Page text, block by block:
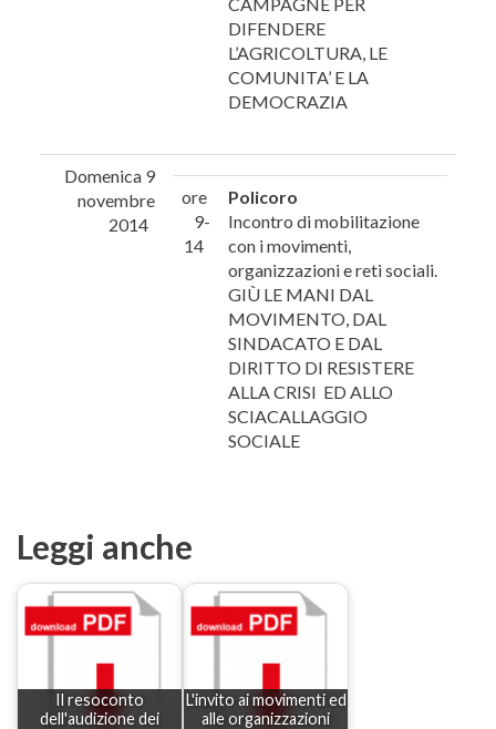
DIFENDERE
L’AGRICOLTURA, LE
COMUNITA’ E LA
DEMOCRAZIA
Domenica 9
novembre
2014
ore
9-
14
Policoro
Incontro di mobilitazione
con i movimenti,
organizzazioni e reti sociali.
GIÙ LE MANI DAL
MOVIMENTO, DAL
SINDACATO E DAL
DIRITTO DI RESISTERE
ALLA CRISI ED ALLO
SCIACALLAGGIO
SOCIALE
Leggi anche
Il resoconto
dell'audizione dei
L'invito ai movimenti ed
alle organizzazioni